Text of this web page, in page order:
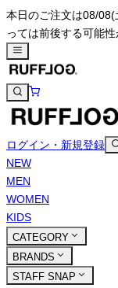
本日のご注文は08/
っては前後する可能
ログイン・新規登録
NEW
MEN
WOMEN
KIDS
CATEGORY
BRANDS
STAFF SNAP